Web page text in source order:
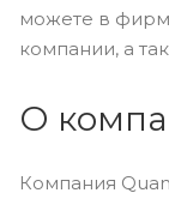
можете в
компании, а
О
Компания